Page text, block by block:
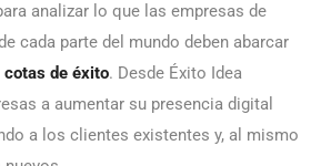
analizar lo que las empresas de
cada parte del mundo deben abarcar
de éxito. Desde Éxito Idea
a aumentar su presencia digital
a los clientes existentes y, al mismo